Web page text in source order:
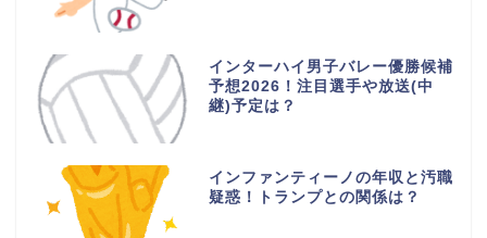
インターハイ男子バレー優勝候補
予想2026！注目選手や放送(中
継)予定は？
インファンティーノの年収と汚職
疑惑！トランプとの関係は？